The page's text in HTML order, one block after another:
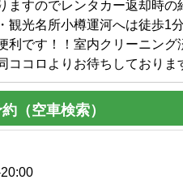
ますのでレンタカー返却時
観光名所小樽運河へは徒歩1
利です！！室内クリーニン
ココロよりお待ちしておりま
（空車検索）
20:00